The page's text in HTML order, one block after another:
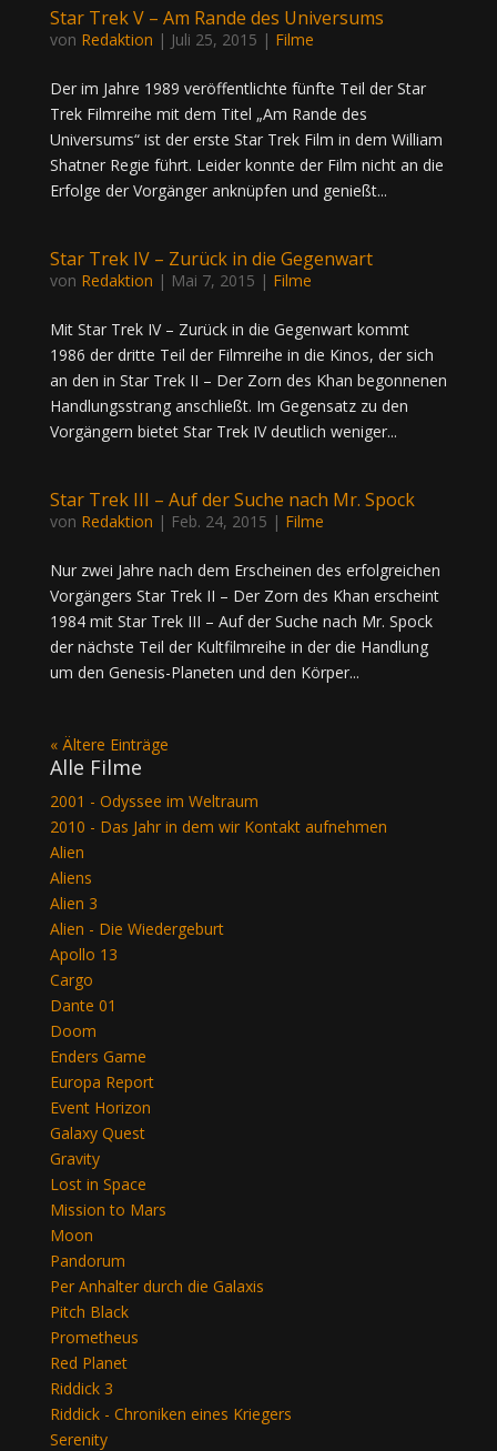
Star Trek V – Am Rande des Universums
von Redaktion | Juli 25, 2015 | Filme
Der im Jahre 1989 veröffentlichte fünfte Teil der Star
Trek Filmreihe mit dem Titel „Am Rande des
Universums“ ist der erste Star Trek Film in dem William
Shatner Regie führt. Leider konnte der Film nicht an die
Erfolge der Vorgänger anknüpfen und genießt...
Star Trek IV – Zurück in die Gegenwart
von Redaktion | Mai 7, 2015 | Filme
Mit Star Trek IV – Zurück in die Gegenwart kommt
1986 der dritte Teil der Filmreihe in die Kinos, der sich
an den in Star Trek II – Der Zorn des Khan begonnenen
Handlungsstrang anschließt. Im Gegensatz zu den
Vorgängern bietet Star Trek IV deutlich weniger...
Star Trek III – Auf der Suche nach Mr. Spock
von Redaktion | Feb. 24, 2015 | Filme
Nur zwei Jahre nach dem Erscheinen des erfolgreichen
Vorgängers Star Trek II – Der Zorn des Khan erscheint
1984 mit Star Trek III – Auf der Suche nach Mr. Spock
der nächste Teil der Kultfilmreihe in der die Handlung
um den Genesis-Planeten und den Körper...
« Ältere Einträge
Alle Filme
2001 - Odyssee im Weltraum
2010 - Das Jahr in dem wir Kontakt aufnehmen
Alien
Aliens
Alien 3
Alien - Die Wiedergeburt
Apollo 13
Cargo
Dante 01
Doom
Enders Game
Europa Report
Event Horizon
Galaxy Quest
Gravity
Lost in Space
Mission to Mars
Moon
Pandorum
Per Anhalter durch die Galaxis
Pitch Black
Prometheus
Red Planet
Riddick 3
Riddick - Chroniken eines Kriegers
Serenity